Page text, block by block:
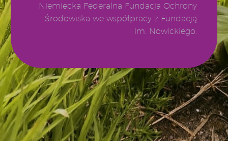
Niemiecka Federalna Fundacja Ochrony
Środowiska we współpracy z Fundacją
im. Nowickiego.